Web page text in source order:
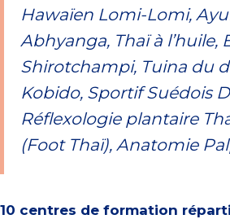
Hawaïen Lomi-Lomi,
Abhyanga, Thaï à l’huile,
Shirotchampi, Tuina du
Kobido, Sportif Suédois
Réflexologie plantaire
(Foot Thaï), Anatomie
10 centres de formation